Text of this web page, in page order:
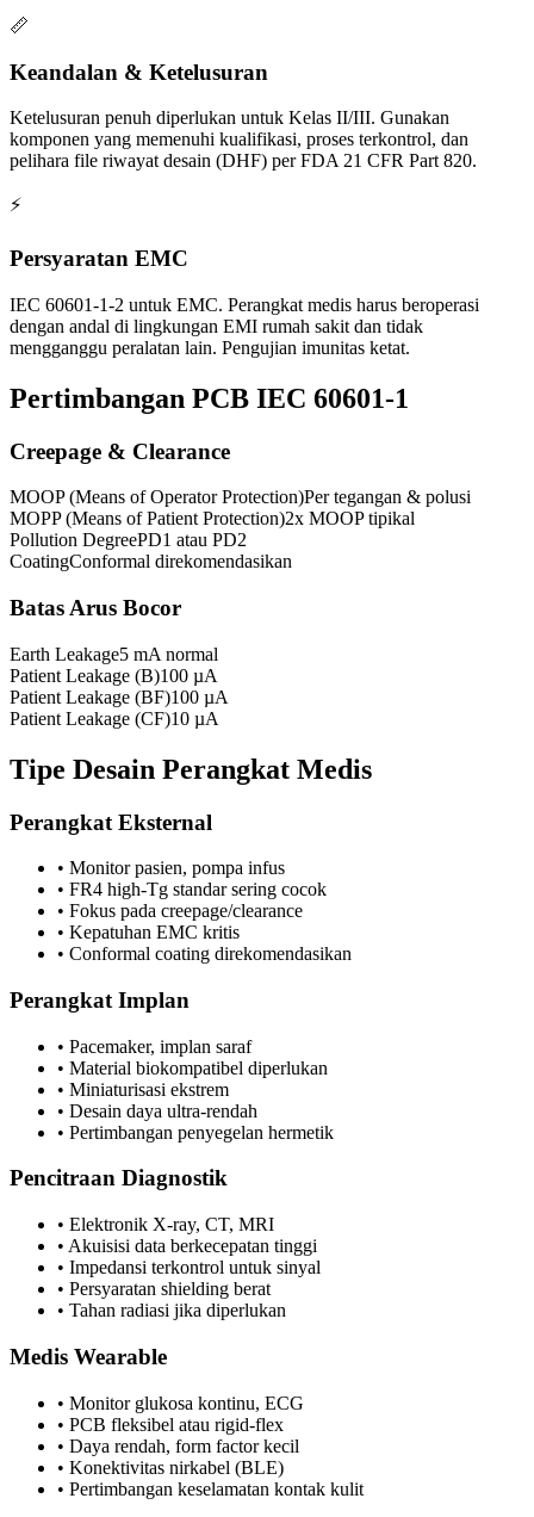
📏
Keandalan & Ketelusuran
Ketelusuran penuh diperlukan untuk Kelas II/III. Gunakan
komponen yang memenuhi kualifikasi, proses terkontrol, dan
pelihara file riwayat desain (DHF) per FDA 21 CFR Part 820.
⚡
Persyaratan EMC
IEC 60601-1-2 untuk EMC. Perangkat medis harus beroperasi
dengan andal di lingkungan EMI rumah sakit dan tidak
mengganggu peralatan lain. Pengujian imunitas ketat.
Pertimbangan PCB IEC 60601-1
Creepage & Clearance
MOOP (Means of Operator Protection)Per tegangan & polusi
MOPP (Means of Patient Protection)2x MOOP tipikal
Pollution DegreePD1 atau PD2
CoatingConformal direkomendasikan
Batas Arus Bocor
Earth Leakage5 mA normal
Patient Leakage (B)100 µA
Patient Leakage (BF)100 µA
Patient Leakage (CF)10 µA
Tipe Desain Perangkat Medis
Perangkat Eksternal
• Monitor pasien, pompa infus
• FR4 high-Tg standar sering cocok
• Fokus pada creepage/clearance
• Kepatuhan EMC kritis
• Conformal coating direkomendasikan
Perangkat Implan
• Pacemaker, implan saraf
• Material biokompatibel diperlukan
• Miniaturisasi ekstrem
• Desain daya ultra-rendah
• Pertimbangan penyegelan hermetik
Pencitraan Diagnostik
• Elektronik X-ray, CT, MRI
• Akuisisi data berkecepatan tinggi
• Impedansi terkontrol untuk sinyal
• Persyaratan shielding berat
• Tahan radiasi jika diperlukan
Medis Wearable
• Monitor glukosa kontinu, ECG
• PCB fleksibel atau rigid-flex
• Daya rendah, form factor kecil
• Konektivitas nirkabel (BLE)
• Pertimbangan keselamatan kontak kulit